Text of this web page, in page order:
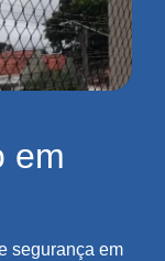
em
segurança em